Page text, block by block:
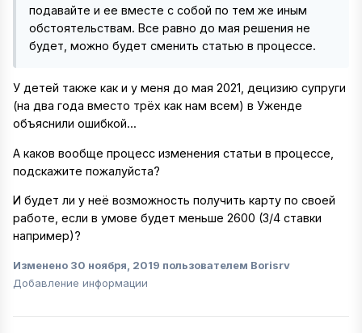
подавайте и ее вместе с собой по тем же иным
обстоятельствам. Все равно до мая решения не
будет, можно будет сменить статью в процессе.
У детей также как и у меня до мая 2021, децизию супруги
(на два года вместо трёх как нам всем) в Уженде
объяснили ошибкой...
А каков вообще процесс изменения статьи в процессе,
подскажите пожалуйста?
И будет ли у неё возможность получить карту по своей
работе, если в умове будет меньше 2600 (3/4 ставки
например)?
Изменено 30 ноября, 2019 пользователем Borisrv
Добавление информации